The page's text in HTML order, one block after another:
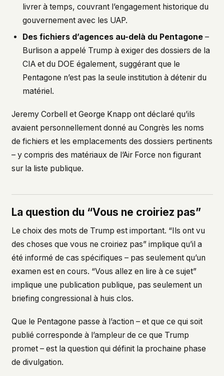
livrer à temps, couvrant l’engagement historique du
gouvernement avec les UAP.
Des fichiers d’agences au-delà du Pentagone –
Burlison a appelé Trump à exiger des dossiers de la
CIA et du DOE également, suggérant que le
Pentagone n’est pas la seule institution à détenir du
matériel.
Jeremy Corbell et George Knapp ont déclaré qu’ils
avaient personnellement donné au Congrès les noms
de fichiers et les emplacements des dossiers pertinents
– y compris des matériaux de l’Air Force non figurant
sur la liste publique.
La question du “Vous ne croiriez pas”
Le choix des mots de Trump est important. “Ils ont vu
des choses que vous ne croiriez pas” implique qu’il a
été informé de cas spécifiques – pas seulement qu’un
examen est en cours. “Vous allez en lire à ce sujet”
implique une publication publique, pas seulement un
briefing congressional à huis clos.
Que le Pentagone passe à l’action – et que ce qui soit
publié corresponde à l’ampleur de ce que Trump
promet – est la question qui définit la prochaine phase
de divulgation.